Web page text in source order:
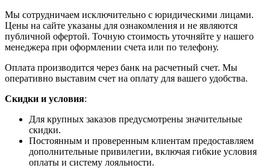
Мы сотрудничаем исключительно с юридическими лицами.
Цены на сайте указаны для ознакомления и не являются
публичной офертой. Точную стоимость уточняйте у нашего
менеджера при оформлении счета или по телефону.
Оплата производится через банк на расчетный счет. Мы
оперативно выставим счет на оплату для вашего удобства.
Скидки и условия:
Для крупных заказов предусмотрены значительные
скидки.
Постоянным и проверенным клиентам предоставляем
дополнительные привилегии, включая гибкие условия
оплаты и систему лояльности.